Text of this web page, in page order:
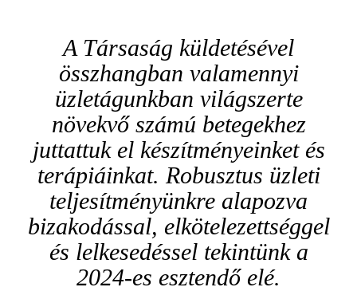
A Társaság küldetésével
összhangban valamennyi
üzletágunkban világszerte
növekvő számú betegekhez
juttattuk el készítményeinket és
terápiáinkat. Robusztus üzleti
teljesítményünkre alapozva
bizakodással, elkötelezettséggel
és lelkesedéssel tekintünk a
2024-es esztendő elé.